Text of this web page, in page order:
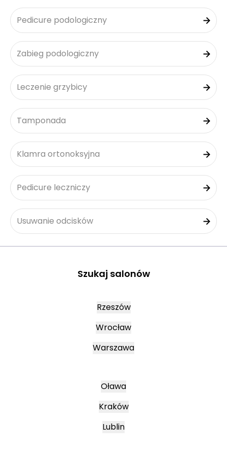
Pedicure podologiczny
Zabieg podologiczny
Leczenie grzybicy
Tamponada
Klamra ortonoksyjna
Pedicure leczniczy
Usuwanie odcisków
Szukaj salonów
Rzeszów
Wrocław
Warszawa
Oława
Kraków
Lublin